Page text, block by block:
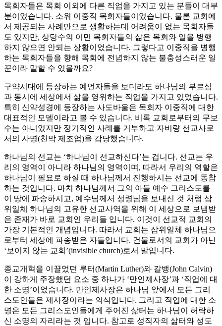
목회자들은 목회 이외에 다른 직업을 가지고 있는 분들이 대부
분이었습니다. 소위 이중직 목회자들이었습니다. 물론 교회에
서 제공되는 사례만으로 생활하는데 어려움이 없는 목회자들
도 있지만, 상당수의 이민 목회자들의 삶은 목회와 일을 병행
하지 않으면 안되는 상황이었습니다. 그렇다고 이중직을 병행
하는 목회자들을 향해 목회에 전념하지 않는 불충성스러운 일
꾼이라 말할 수 있을까요?
구약시대에 등장하는 예언자들을 보더라도 하나님의 부르심
과 동시에 세상에서 삶을 영위하는 직업을 가지고 있었습니다.
특히 신약성경에 등장하는 사도바울은 목회자 이중직에 대한
대표적인 모델이라고 볼 수 있습니다. 비록 교회로부터의 무보
수는 아니었지만 정기적인 사례를 거부하고 자비량 선교사로
서의 사명(천막 제조업)을 감당했습니다.
하나님의 선교는 ‘하나님이 선교하신다’는 겁니다. 선교는 우
리의 영역이 아니라 하나님의 영역이며, 따라서 우리의 역할은
하나님이 필요로 하실 때 하나님께서 진행하시는 선교에 동참
하는 것입니다. 마치 하나님께서 그의 아들 예수 그리스도를
이 땅에 파송하시고, 예수님께서 성령님을 보내신 것 처럼 삼
위일체 하나님의 고유한 선교사역을 위해 이 세상으로 보냄받
은 존재가 바로 교회인 우리들 입니다. 이것이 선교적 교회의
가장 기본적인 개념입니다. 따라서 교회는 삼위일체 하나님으
로부터 세상에 파송받은 자들입니다. 건물로서의 교회가 아닌
‘보이지 않는 교회’(invisible church)로서 말입니다.
종교개혁을 이끌었던 루터(Martin Luther)와 갈뱅(John Calvin)
이 강하게 주장했던 요소 중 하나가 ‘만인제사장’과 ‘직업에 대
한 소명’이었습니다. 만인제사장은 하나님 앞에서 모든 그리
스도인들은 제사장이라는 의식입니다. 그리고 직업에 대한 소
명은 모든 그리스도인들에게 주어진 삶터는 하나님이 허락하
신 소명의 자리라는 것 입니다. 참고로 성직자의 삶터와 성도